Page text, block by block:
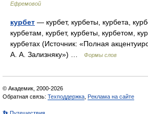
Ефремовой
курбет — курбет, курбеты, курбета,
курбетам, курбет, курбеты, курбетом,
курбетах (Источник: «Полная
А. А. Зализняку») …
Формы слов
© Академик, 2000-2026
Обратная связь: Техподдержка Реклама на сайте